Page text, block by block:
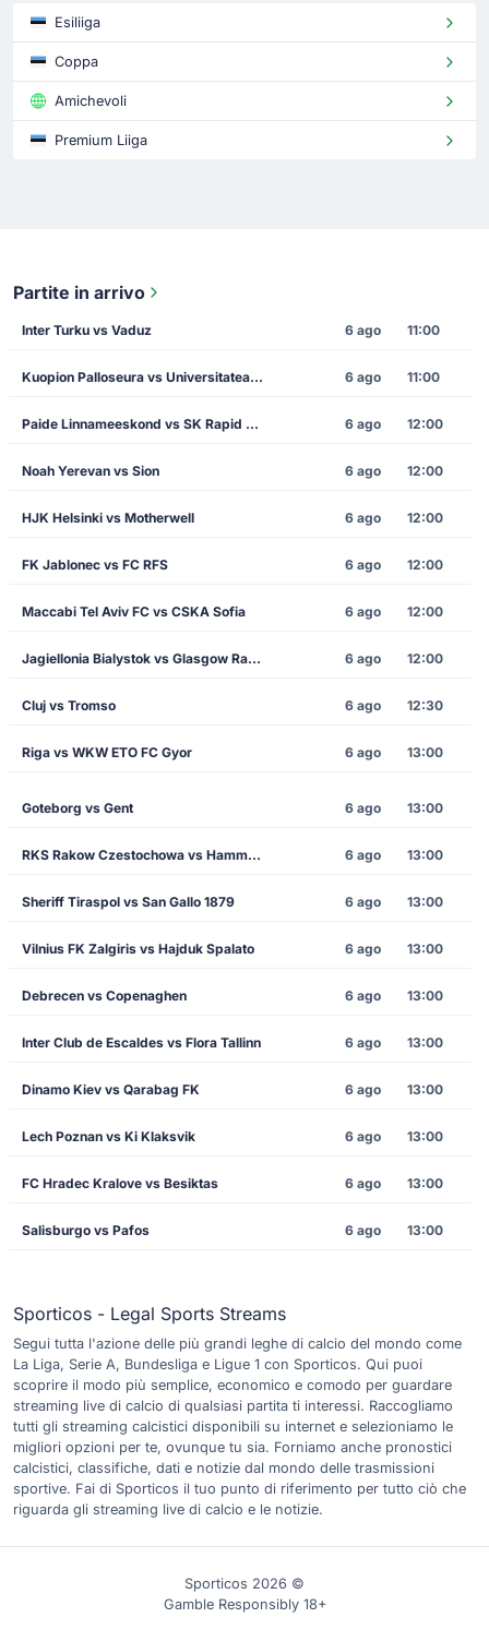
Esiliiga
Coppa
Amichevoli
Premium Liiga
Partite in arrivo
Inter Turku vs Vaduz 6 ago 11:00
Kuopion Palloseura vs Universitatea Craiova 6 ago 11:00
Paide Linnameeskond vs SK Rapid Vienna 6 ago 12:00
Noah Yerevan vs Sion 6 ago 12:00
HJK Helsinki vs Motherwell 6 ago 12:00
FK Jablonec vs FC RFS 6 ago 12:00
Maccabi Tel Aviv FC vs CSKA Sofia 6 ago 12:00
Jagiellonia Bialystok vs Glasgow Rangers 6 ago 12:00
Cluj vs Tromso 6 ago 12:30
Riga vs WKW ETO FC Gyor 6 ago 13:00
Goteborg vs Gent 6 ago 13:00
RKS Rakow Czestochowa vs Hammarby 6 ago 13:00
Sheriff Tiraspol vs San Gallo 1879 6 ago 13:00
Vilnius FK Zalgiris vs Hajduk Spalato 6 ago 13:00
Debrecen vs Copenaghen 6 ago 13:00
Inter Club de Escaldes vs Flora Tallinn 6 ago 13:00
Dinamo Kiev vs Qarabag FK 6 ago 13:00
Lech Poznan vs Ki Klaksvik 6 ago 13:00
FC Hradec Kralove vs Besiktas 6 ago 13:00
Salisburgo vs Pafos 6 ago 13:00
Sporticos - Legal Sports Streams
Segui tutta l'azione delle più grandi leghe di calcio del mondo come
La Liga, Serie A, Bundesliga e Ligue 1 con Sporticos. Qui puoi
scoprire il modo più semplice, economico e comodo per guardare
streaming live di calcio di qualsiasi partita ti interessi. Raccogliamo
tutti gli streaming calcistici disponibili su internet e selezioniamo le
migliori opzioni per te, ovunque tu sia. Forniamo anche pronostici
calcistici, classifiche, dati e notizie dal mondo delle trasmissioni
sportive. Fai di Sporticos il tuo punto di riferimento per tutto ciò che
riguarda gli streaming live di calcio e le notizie.
Sporticos 2026 ©
Gamble Responsibly 18+